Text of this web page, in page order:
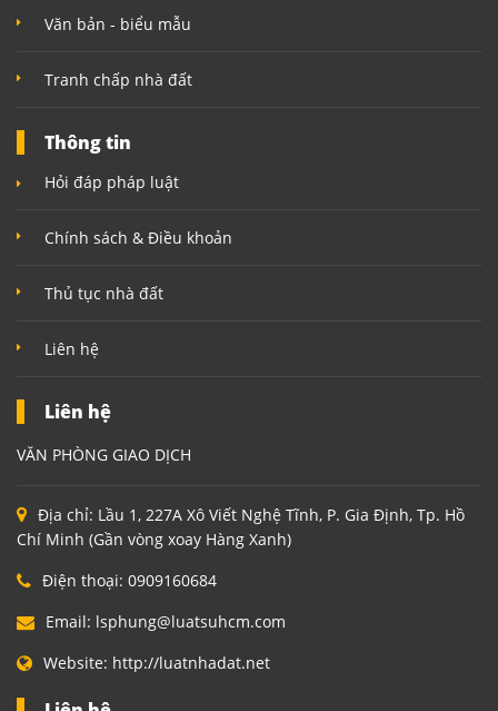
Văn bản - biểu mẫu
Tranh chấp nhà đất
Thông tin
Hỏi đáp pháp luật
Chính sách & Điều khoản
Thủ tục nhà đất
Liên hệ
Liên hệ
VĂN PHÒNG GIAO DỊCH
Địa chỉ: Lầu 1, 227A Xô Viết Nghệ Tĩnh, P. Gia Định, Tp. Hồ
Chí Minh (Gần vòng xoay Hàng Xanh)
Điện thoại: 0909160684
Email: lsphung@luatsuhcm.com
Website: http://luatnhadat.net